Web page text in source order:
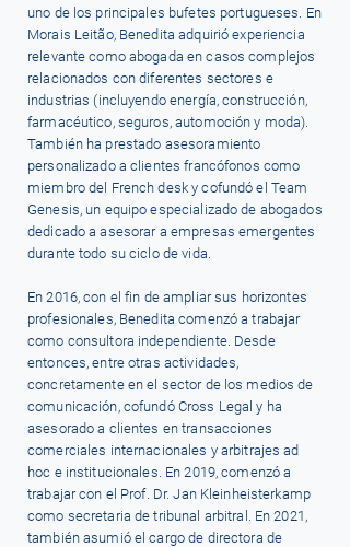
uno de los principales bufetes portugueses. En
Morais Leitão, Benedita adquirió experiencia
relevante como abogada en casos complejos
relacionados con diferentes sectores e
industrias (incluyendo energía, construcción,
farmacéutico, seguros, automoción y moda).
También ha prestado asesoramiento
personalizado a clientes francófonos como
miembro del French desk y cofundó el Team
Genesis, un equipo especializado de abogados
dedicado a asesorar a empresas emergentes
durante todo su ciclo de vida.
En 2016, con el fin de ampliar sus horizontes
profesionales, Benedita comenzó a trabajar
como consultora independiente. Desde
entonces, entre otras actividades,
concretamente en el sector de los medios de
comunicación, cofundó Cross Legal y ha
asesorado a clientes en transacciones
comerciales internacionales y arbitrajes ad
hoc e institucionales. En 2019, comenzó a
trabajar con el Prof. Dr. Jan Kleinheisterkamp
como secretaria de tribunal arbitral. En 2021,
también asumió el cargo de directora de